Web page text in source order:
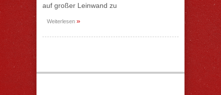
auf großer Leinwand zu
Weiterlesen »